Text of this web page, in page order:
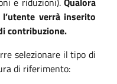
verrà inserito
contribuzione.
selezionare il tipo di
di riferimento: